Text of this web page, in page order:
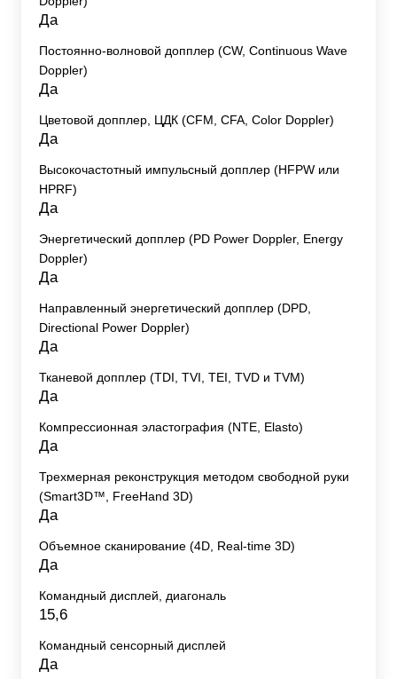
Да
Постоянно-волновой допплер (CW, Continuous Wave
Doppler)
Да
Цветовой допплер, ЦДК (CFM, CFA, Color Doppler)
Да
Высокочастотный импульсный допплер (HFPW или
HPRF)
Да
Энергетический допплер (PD Power Doppler, Energy
Doppler)
Да
Направленный энергетический допплер (DPD,
Directional Power Doppler)
Да
Тканевой допплер (TDI, TVI, TEI, TVD и TVM)
Да
Компрессионная эластография (NTE, Elasto)
Да
Трехмерная реконструкция методом свободной руки
(Smart3D™, FreeHand 3D)
Да
Объемное сканирование (4D, Real-time 3D)
Да
Командный дисплей, диагональ
15,6
Командный сенсорный дисплей
Да